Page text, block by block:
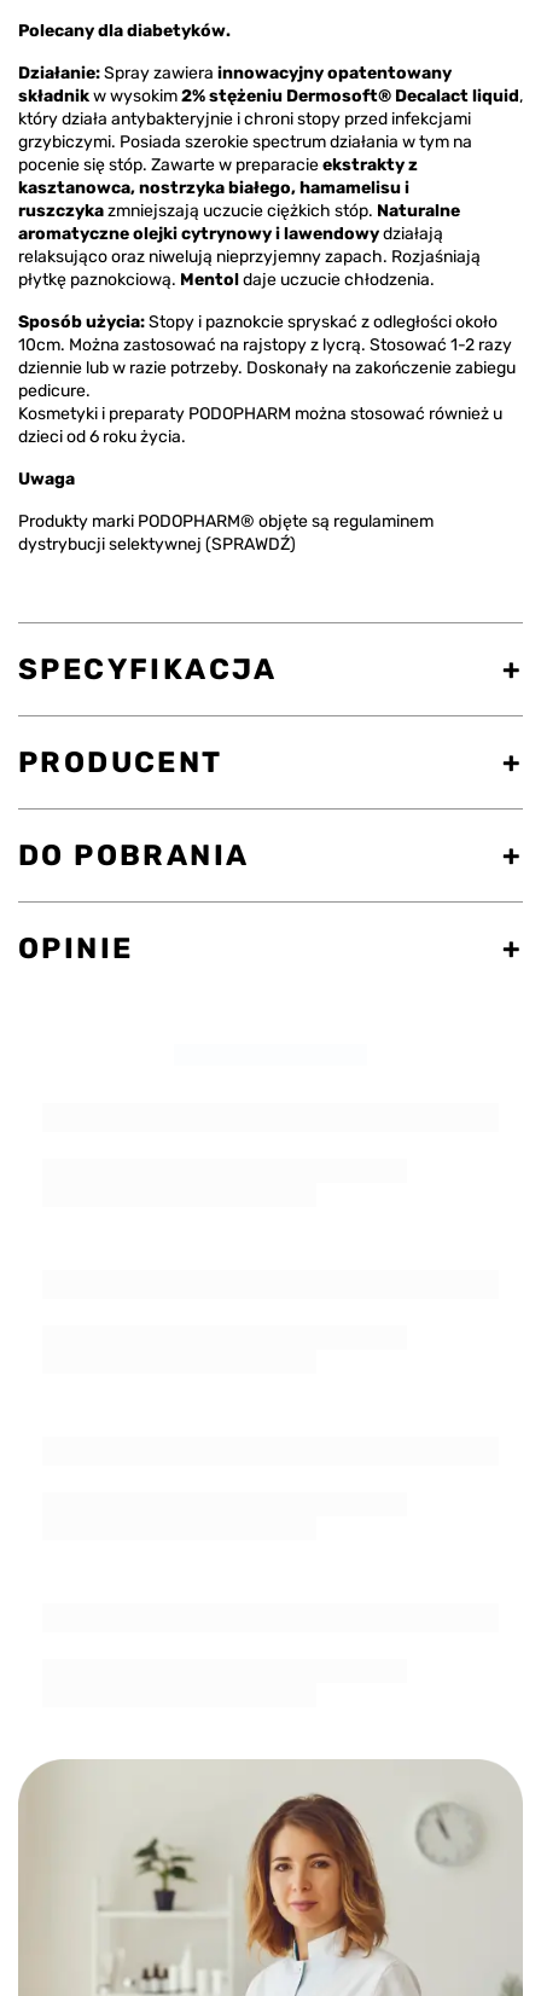
Polecany dla diabetyków.
Działanie:Spray zawiera innowacyjny opatentowany
składnikw wysokim2% stężeniu Dermosoft® Decalact liquid,
który działa antybakteryjnie i chroni stopy przed infekcjami
grzybiczymi. Posiada szerokie spectrum działania w tym na
pocenie się stóp. Zawarte w preparacieekstrakty z
kasztanowca, nostrzyka białego, hamamelisu i
ruszczykazmniejszają uczucie ciężkich stóp. Naturalne
aromatyczne olejki cytrynowy i lawendowydziałają
relaksująco oraz niwelują nieprzyjemny zapach. Rozjaśniają
płytkę paznokciową. Mentoldaje uczucie chłodzenia.
Sposób użycia:Stopy i paznokcie spryskać z odległości około
10cm. Można zastosować na rajstopy z lycrą. Stosować 1-2 razy
dziennie lub w razie potrzeby. Doskonały na zakończenie zabiegu
pedicure.
Kosmetyki i preparaty PODOPHARM można stosować również u
dzieci od 6 roku życia.
Uwaga
Produkty marki PODOPHARM® objęte są regulaminem
dystrybucji selektywnej (SPRAWDŹ)
SPECYFIKACJA
PRODUCENT
DO POBRANIA
OPINIE